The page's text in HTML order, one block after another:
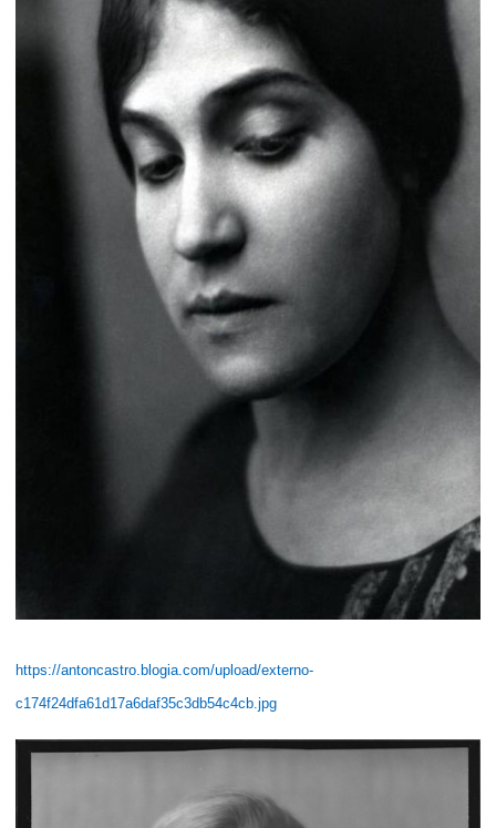
https://antoncastro.blogia.com/upload/externo-
c174f24dfa61d17a6daf35c3db54c4cb.jpg